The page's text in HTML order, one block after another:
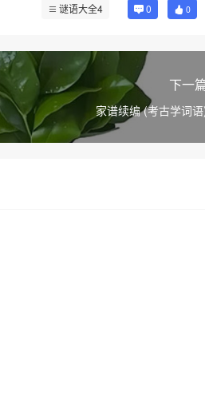
谜语大全4 0 0
下一
家谱续编 (考古学词